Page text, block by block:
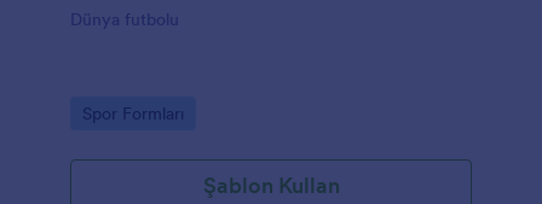
Dünya futbolu
Go to Category:
Spor Formları
Şablon Kullan